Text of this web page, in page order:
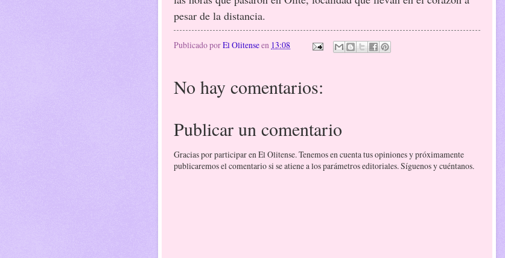
pesar de la distancia.
Publicado porEl Olitenseen 13:08
No hay comentarios:
Publicar un comentario
Gracias por participar en El Olitense. Tenemos en cuenta tus opiniones y próximamente
publicaremos el comentario si se atiene a los parámetros editoriales. Síguenos y cuéntanos.